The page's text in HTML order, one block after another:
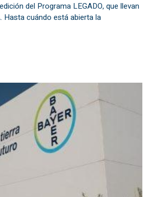
del Programa LEGADO, que llevan
Hasta cuándo está abierta la